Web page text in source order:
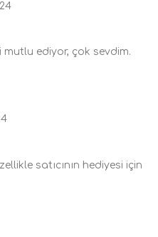
mutlu ediyor, çok sevdim.
satıcının hediyesi için